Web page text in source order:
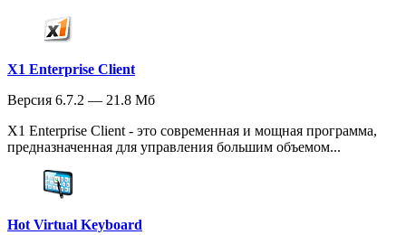
X1 Enterprise Client
Версия 6.7.2 — 21.8 Мб
X1 Enterprise Client - это современная и мощная программа,
предназначенная для управления большим объемом...
Hot Virtual Keyboard